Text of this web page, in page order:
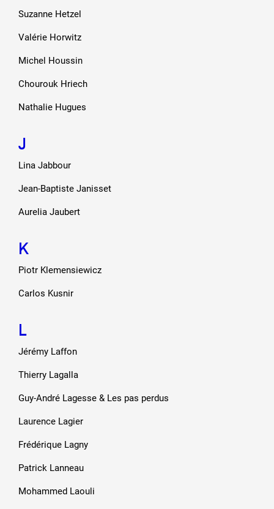
Suzanne Hetzel
Valérie Horwitz
Michel Houssin
Chourouk Hriech
Nathalie Hugues
J
Lina Jabbour
Jean-Baptiste Janisset
Aurelia Jaubert
K
Piotr Klemensiewicz
Carlos Kusnir
L
Jérémy Laffon
Thierry Lagalla
Guy-André Lagesse & Les pas perdus
Laurence Lagier
Frédérique Lagny
Patrick Lanneau
Mohammed Laouli